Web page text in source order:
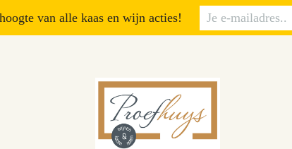
van alle kaas en wijn acties!